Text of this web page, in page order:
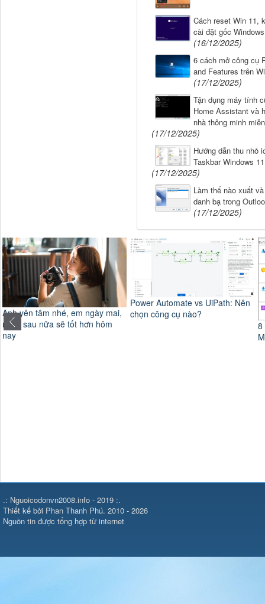
Cách reset Win 11,
cài đặt gốc
(16/12/2025)
6 cách mở công cụ
and Features trên
(17/12/2025)
Tận dụng máy tính
Home Assistant và
nhà thông minh
(17/12/2025)
Hướng dẫn thu nhỏ
Taskbar Windows 11
(17/12/2025)
Làm thế nào xuất
danh bạ trong
(17/12/2025)
Power Automate vs UiPath: Nên
chọn công cụ nào?
.: Nguoicodonvn2008.info - 2019 :.
Thiết kế bởi Phan Thanh Phú. 2010 - 2026
Nguồn tin được tổng hợp từ internet